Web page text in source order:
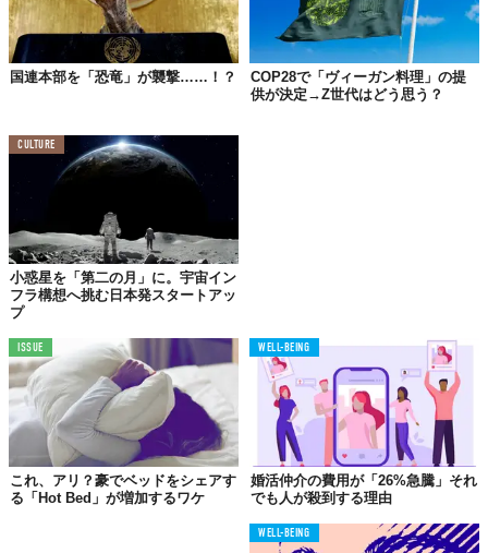
国連本部を「恐竜」が襲撃……！？
COP28で「ヴィーガン料理」の提
供が決定→Z世代はどう思う？
CULTURE
小惑星を「第二の月」に。宇宙イン
フラ構想へ挑む日本発スタートアッ
プ
ISSUE
これ、アリ？豪でベッドをシェアす
る「Hot Bed」が増加するワケ
WELL-BEING
婚活仲介の費用が「26%急騰」それ
でも人が殺到する理由
WELL-BEING